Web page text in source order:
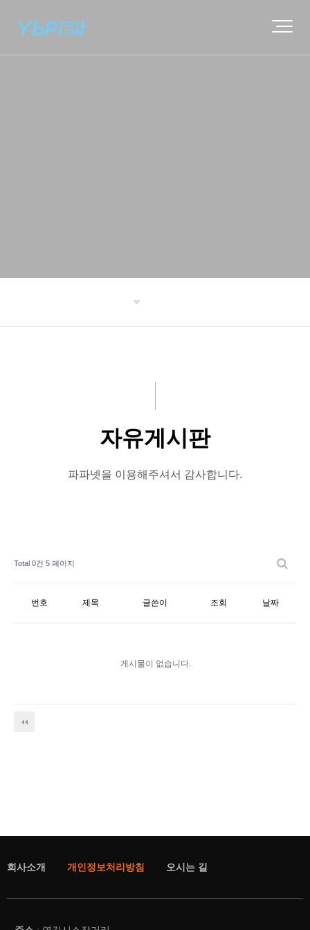
자유게시판
파파넷을 이용해주셔서 감사합니다.
Total 0건 5 페이지
번호 제목 글쓴이 조회 날짜
게시물이 없습니다.
회사소개 개인정보처리방침 오시는 길